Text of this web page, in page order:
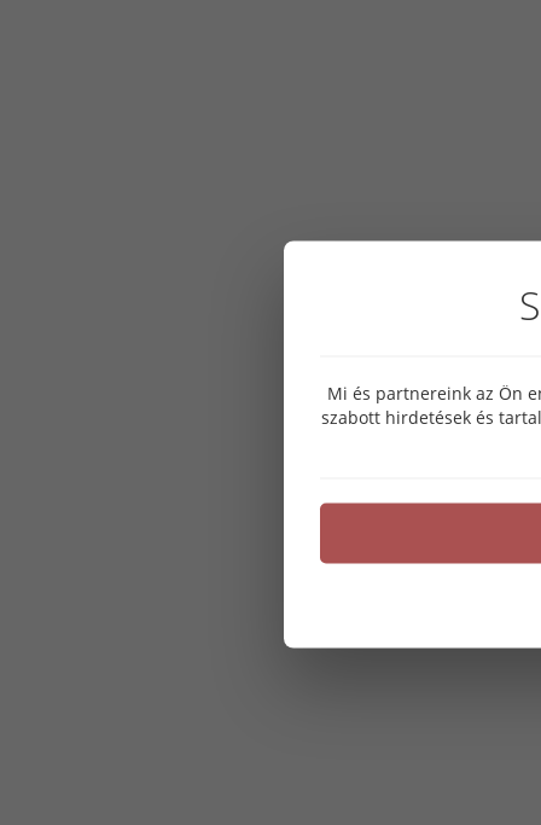
Mi és partnereink az Ön
szabott hirdetések és